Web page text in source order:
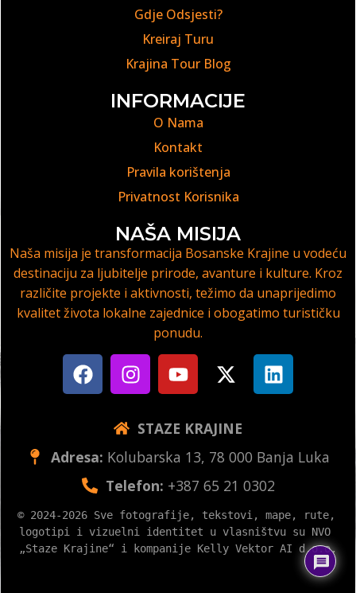
Gdje Odsjesti?
Kreiraj Turu
Krajina Tour Blog
INFORMACIJE
O Nama
Kontakt
Pravila korištenja
Privatnost Korisnika
NAŠA MISIJA
Naša misija je transformacija Bosanske Krajine u vodeću
destinaciju za ljubitelje prirode, avanture i kulture. Kroz
različite projekte i aktivnosti, težimo da unaprijedimo
kvalitet života lokalne zajednice i obogatimo turističku
ponudu.
STAZE KRAJINE
Adresa: Kolubarska 13, 78 000 Banja Luka
Telefon: +387 65 21 0302
© 2024-2026 Sve fotografije, tekstovi, mape, rute,
logotipi i vizuelni identitet u vlasništvu su NVO
„Staze Krajine“ i kompanije Kelly Vektor AI d.o.o.